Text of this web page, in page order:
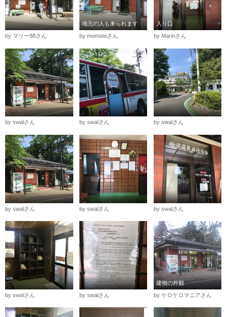
by マリー88さん
地元の人も来られます
by momotaさん
入り口
by Marinさん
by swalさん by swalさん by swalさん
by swalさん by swalさん by swalさん
by swalさん by swalさん
建物の外観
by ケロケロマニアさん